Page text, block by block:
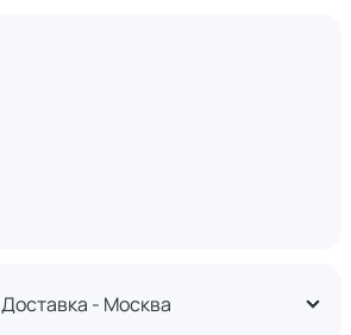
Доставка - Москва